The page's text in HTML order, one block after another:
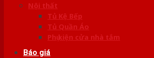
Nội thất
Tủ Kệ Bếp
Tủ Quần Áo
Phụ kiện cửa nhà tắm
Báo giá